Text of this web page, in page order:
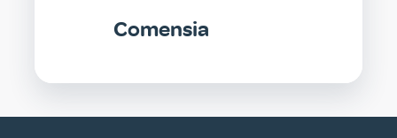
Comensia